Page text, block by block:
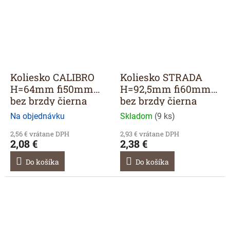
Koliesko CALIBRO
H=64mm fi50mm
bez brzdy čierna
Na objednávku
2,56 € vrátane DPH
2,08 €
Do košíka
Koliesko STRADA
H=92,5mm fi60mm
bez brzdy čierna
Skladom (9 ks)
2,93 € vrátane DPH
2,38 €
Do košíka